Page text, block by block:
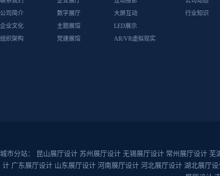
公司简介
企业文化
组织架构
数字展厅
主题展馆
党建展馆
大屏互动
LED展示
AR/VR虚拟现实
行业知识
城市分站： 昆山展厅设计 苏州展厅设计 无锡展厅设计 常州展厅设计 芜
计 广东展厅设计 山东展厅设计 河南展厅设计 河北展厅设计 湖北展厅设